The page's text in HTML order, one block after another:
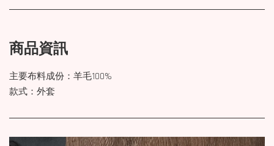
商品資訊
主要布料成份：羊毛100%
款式：外套